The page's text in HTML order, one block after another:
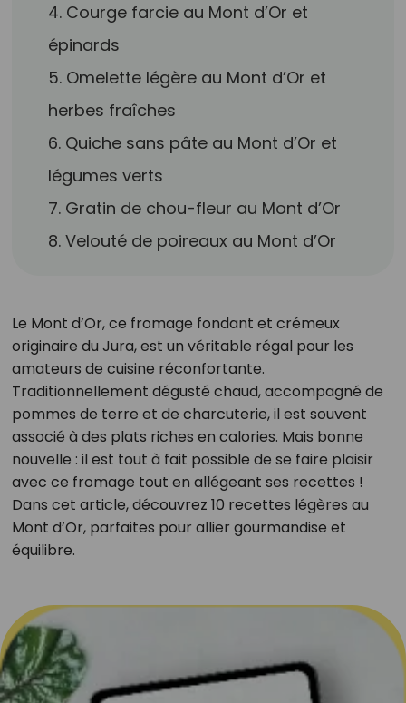
4. Courge farcie au Mont d’Or et
épinards
5. Omelette légère au Mont d’Or et
herbes fraîches
6. Quiche sans pâte au Mont d’Or et
légumes verts
7. Gratin de chou-fleur au Mont d’Or
8. Velouté de poireaux au Mont d’Or
Le Mont d’Or, ce fromage fondant et crémeux
originaire du Jura, est un véritable régal pour les
amateurs de cuisine réconfortante.
Traditionnellement dégusté chaud, accompagné de
pommes de terre et de charcuterie, il est souvent
associé à des plats riches en calories. Mais bonne
nouvelle : il est tout à fait possible de se faire plaisir
avec ce fromage tout en allégeant ses recettes !
Dans cet article, découvrez 10 recettes légères au
Mont d’Or, parfaites pour allier gourmandise et
équilibre.